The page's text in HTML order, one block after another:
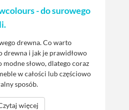
- do surowego
drewna. Co warto
drewna i jak je prawidłowo
modne słowo, dlatego coraz
w całości lub częściowo
sposób.
więcej